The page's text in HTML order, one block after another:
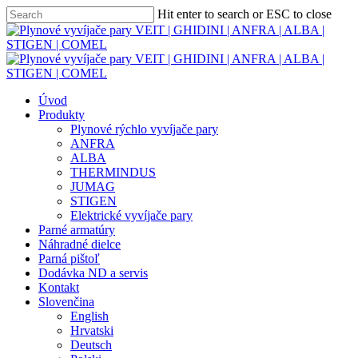
Skip
to
main
content
Hit enter to search or ESC to close
Close
Search
Menu
Úvod
Produkty
Plynové rýchlo vyvíjače pary
ANFRA
ALBA
THERMINDUS
JUMAG
STIGEN
Elektrické vyvíjače pary
Parné armatúry
Náhradné dielce
Parná pištoľ
Dodávka ND a servis
Kontakt
Slovenčina
English
Hrvatski
Deutsch